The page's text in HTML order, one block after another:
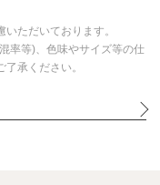
ただいております。
率等)、色味やサイズ等の仕
承ください。